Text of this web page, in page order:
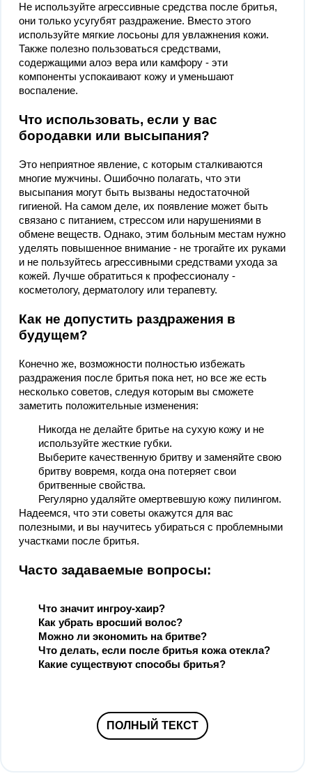
Не используйте агрессивные средства после бритья,
они только усугубят раздражение. Вместо этого
используйте мягкие лосьоны для увлажнения кожи.
Также полезно пользоваться средствами,
содержащими алоэ вера или камфору - эти
компоненты успокаивают кожу и уменьшают
воспаление.
Что использовать, если у вас
бородавки или высыпания?
Это неприятное явление, с которым сталкиваются
многие мужчины. Ошибочно полагать, что эти
высыпания могут быть вызваны недостаточной
гигиеной. На самом деле, их появление может быть
связано с питанием, стрессом или нарушениями в
обмене веществ. Однако, этим больным местам нужно
уделять повышенное внимание - не трогайте их руками
и не пользуйтесь агрессивными средствами ухода за
кожей. Лучше обратиться к профессионалу -
косметологу, дерматологу или терапевту.
Как не допустить раздражения в
будущем?
Конечно же, возможности полностью избежать
раздражения после бритья пока нет, но все же есть
несколько советов, следуя которым вы сможете
заметить положительные изменения:
Никогда не делайте бритье на сухую кожу и не
используйте жесткие губки.
Выберите качественную бритву и заменяйте свою
бритву вовремя, когда она потеряет свои
бритвенные свойства.
Регулярно удаляйте омертвевшую кожу пилингом.
Надеемся, что эти советы окажутся для вас
полезными, и вы научитесь убираться с проблемными
участками после бритья.
Часто задаваемые вопросы:
Что значит ингроу-хаир?
Как убрать вросший волос?
Можно ли экономить на бритве?
Что делать, если после бритья кожа отекла?
Какие существуют способы бритья?
ПОЛНЫЙ ТЕКСТ